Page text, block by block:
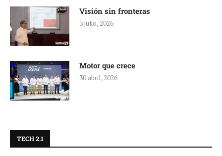
Visión sin fronteras
3 julio, 2026
Motor que crece
30 abril, 2026
TECH 2.1